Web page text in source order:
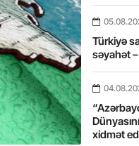
Türkiyə
səyahət
xidmət